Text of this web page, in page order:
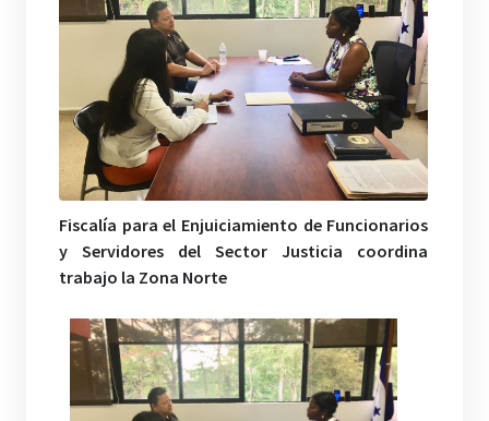
Fiscalía para el Enjuiciamiento de Funcionarios
y Servidores del Sector Justicia coordina
trabajo la Zona Norte